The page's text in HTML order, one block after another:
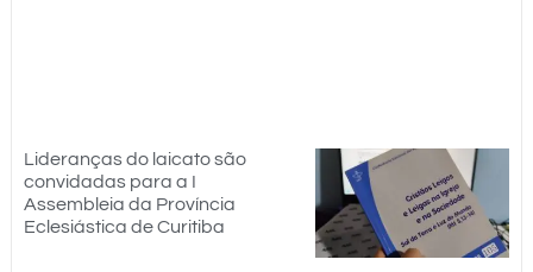
Lideranças do laicato são
convidadas para a I
Assembleia da Província
Eclesiástica de Curitiba